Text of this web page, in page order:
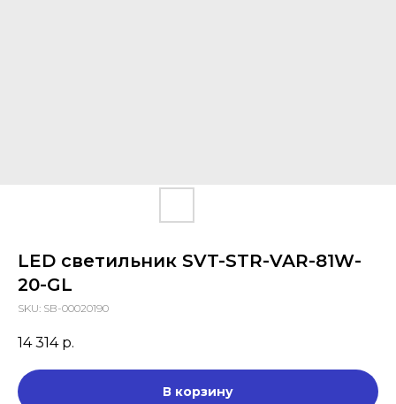
LED светильник SVT-STR-VAR-81W-
20-GL
SKU: SB-00020190
14 314 р.
В корзину